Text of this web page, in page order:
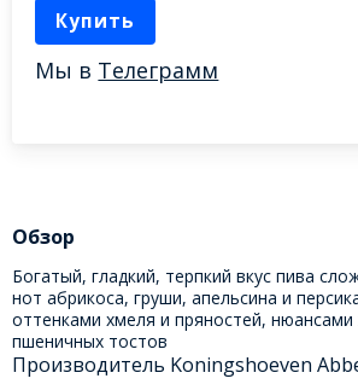
Купить
Мы в Телеграмм
Обзор
Богатый, гладкий, терпкий вкус пива
нот абрикоса, груши, апельсина и
оттенками хмеля и пряностей, нюансами
пшеничных тостов
Производитель Koningshoeven